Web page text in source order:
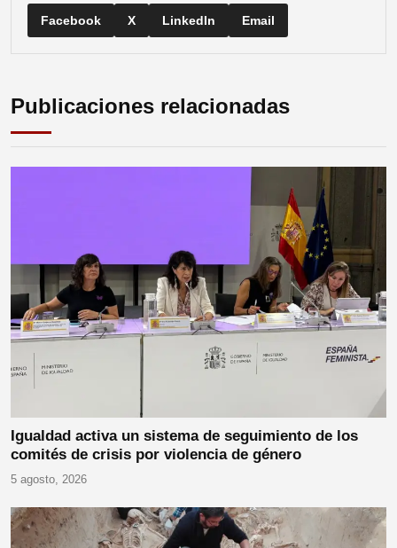
Facebook X LinkedIn Email
Publicaciones relacionadas
Igualdad activa un sistema de seguimiento de los
comités de crisis por violencia de género
5 agosto, 2026